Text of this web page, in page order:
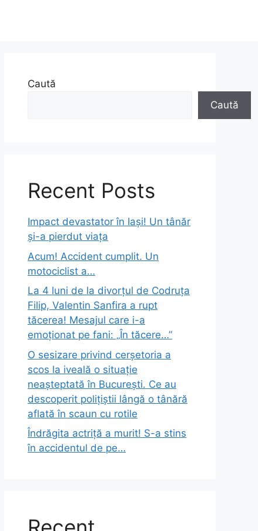
Caută
Caută
Recent Posts
Impact devastator în Iași! Un tânăr
și-a pierdut viața
Acum! Accident cumplit. Un
motociclist a…
La 4 luni de la divorțul de Codruța
Filip, Valentin Sanfira a rupt
tăcerea! Mesajul care i-a
emoționat pe fani: „În tăcere…”
O sesizare privind cerșetoria a
scos la iveală o situație
neașteptată în București. Ce au
descoperit polițiștii lângă o tânără
aflată în scaun cu rotile
Îndrăgita actriță a murit! S-a stins
în accidentul de pe…